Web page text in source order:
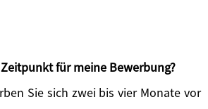
für meine Bewerbung?
Sie sich zwei bis vier Monate vor